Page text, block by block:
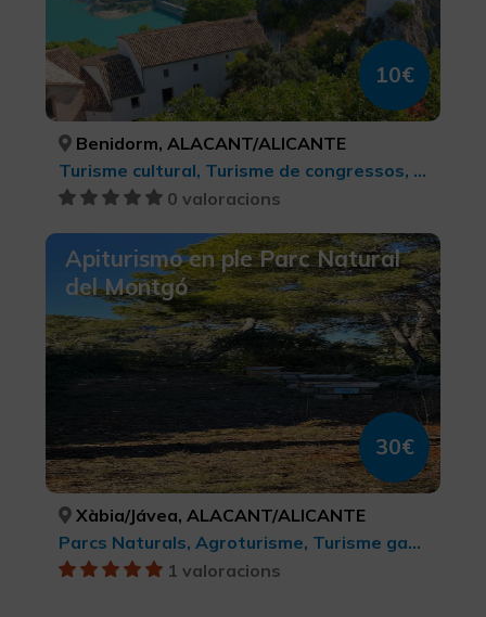
10€
Benidorm, ALACANT/ALICANTE
Turisme cultural, Turisme de congressos, Turisme cultural, Turisme d'oci i diversió, Turisme esportiu
0 valoracions
Apiturismo en ple Parc Natural
del Montgó
30€
Xàbia/Jávea, ALACANT/ALICANTE
Parcs Naturals, Agroturisme, Turisme gastronòmic, Experiències Gastronòmiques l'Exquisit Mediterrani
1 valoracions